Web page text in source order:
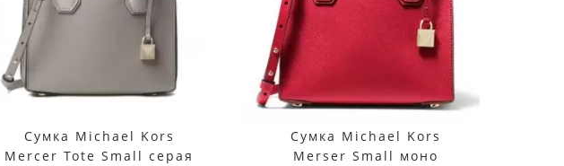
Сумка Michael Kors
Mercer Tote Small серая
Сумка Michael Kors
Merser Small моно